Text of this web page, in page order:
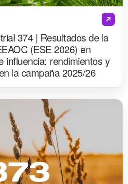
374 | Resultados de la
(ESE 2026) en
influencia: rendimientos y
la campaña 2025/26